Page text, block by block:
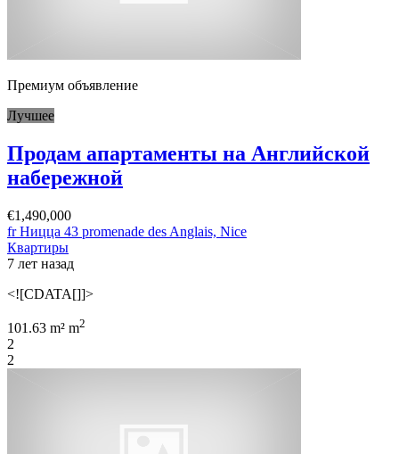
Премиум объявление
Лучшее
Продам апартаменты на Английской
набережной
€1,490,000
fr Ницца 43 promenade des Anglais, Nice
Квартиры
7 лет назад
<![CDATA[]]>
101.63 m² m2
2
2